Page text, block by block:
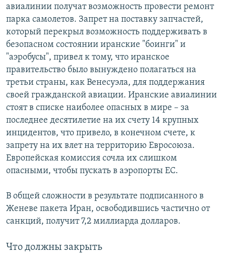
авиалинии получат возможность провести ремонт
парка самолетов. Запрет на поставку запчастей,
который перекрыл возможность поддерживать в
безопасном состоянии иранские "боинги" и
"аэробусы", привел к тому, что иранское
правительство было вынуждено полагаться на
третьи страны, как Венесуэла, для поддержания
своей гражданской авиации. Иранские авиалинии
стоят в списке наиболее опасных в мире – за
последнее десятилетие на их счету 14 крупных
инцидентов, что привело, в конечном счете, к
запрету на их влет на территорию Евросоюза.
Европейская комиссия сочла их слишком
опасными, чтобы пускать в аэропорты ЕС.
В общей сложности в результате подписанного в
Женеве пакета Иран, освободившись частично от
санкций, получит 7,2 миллиарда долларов.
Что должны закрыть